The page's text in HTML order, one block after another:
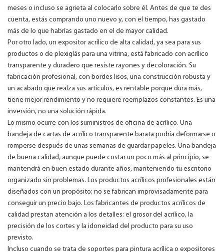
meses o incluso se agrieta al colocarlo sobre él. Antes de que te des
cuenta, estás comprando uno nuevo y, con el tiempo, has gastado
más de lo que habrías gastado en el de mayor calidad.
Por otro lado, un expositor acrílico de alta calidad, ya sea para sus
productos o de plexiglás para una vitrina, está fabricado con acrílico
transparente y duradero que resiste rayones y decoloración. Su
fabricación profesional, con bordes lisos, una construcción robusta y
un acabado que realza sus artículos, es rentable porque dura más,
tiene mejor rendimiento y no requiere reemplazos constantes. Es una
inversión, no una solución rápida.
Lo mismo ocurre con los suministros de oficina de acrílico. Una
bandeja de cartas de acrílico transparente barata podría deformarse o
romperse después de unas semanas de guardar papeles. Una bandeja
de buena calidad, aunque puede costar un poco más al principio, se
mantendrá en buen estado durante años, manteniendo tu escritorio
organizado sin problemas. Los productos acrílicos profesionales están
diseñados con un propósito; no se fabrican improvisadamente para
conseguir un precio bajo. Los fabricantes de productos acrílicos de
calidad prestan atención a los detalles: el grosor del acrílico, la
precisión de los cortes y la idoneidad del producto para su uso
previsto.
Incluso cuando se trata de soportes para pintura acrílica o expositores